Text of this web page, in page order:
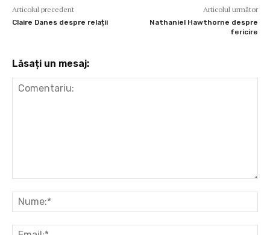
Articolul precedent
Claire Danes despre relații
Articolul următor
Nathaniel Hawthorne despre
fericire
Lăsați un mesaj: